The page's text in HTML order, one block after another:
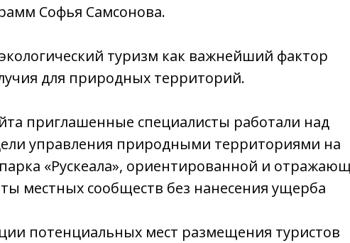
Софья Самсонова.
туризм как важнейший фактор
для природных территорий.
приглашенные специалисты работали над
управления природными территориями на
«Рускеала», ориентированной и
местных сообществ без нанесения ущерба
потенциальных мест размещения туристов